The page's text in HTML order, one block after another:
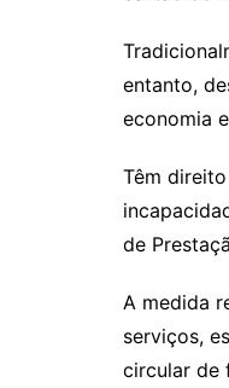
entanto,
economia
Têm
de
A medida
serviços,
circular de